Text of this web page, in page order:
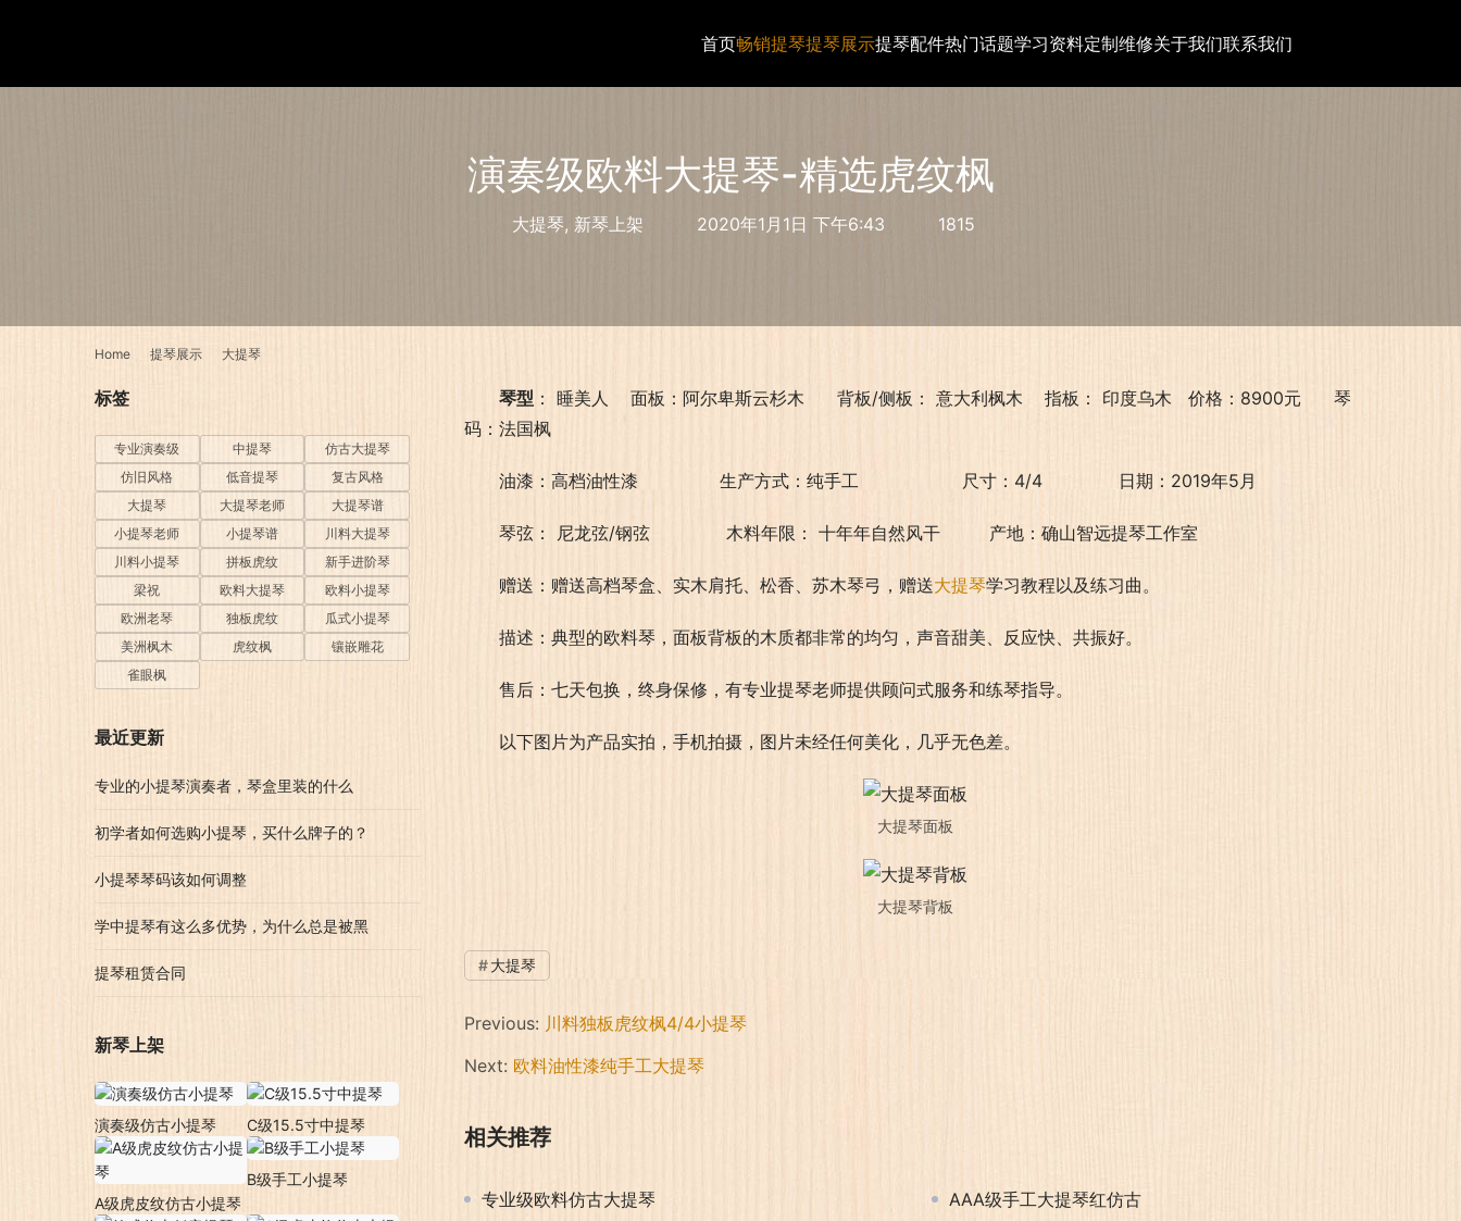
首页畅销提琴提琴展示提琴配件热门话题学习资料定制维修关于我们联系我们
演奏级欧料大提琴-精选虎纹枫
大提琴, 新琴上架 2020年1月1日 下午6:43 1815
Home 提琴展示 大提琴
琴型 ： 睡美人    面板：阿尔卑斯云杉木      背板/侧板： 意大利枫木    指板： 印度乌木   价格：8900元      琴
码：法国枫
油漆：高档油性漆               生产方式：纯手工                   尺寸：4/4              日期：2019年5月
琴弦： 尼龙弦/钢弦              木料年限： 十年年自然风干         产地：确山智远提琴工作室
赠送：赠送高档琴盒、实木肩托、松香、苏木琴弓，赠送大提琴学习教程以及练习曲。
描述：典型的欧料琴，面板背板的木质都非常的均匀，声音甜美、反应快、共振好。
售后：七天包换，终身保修，有专业提琴老师提供顾问式服务和练琴指导。
以下图片为产品实拍，手机拍摄，图片未经任何美化，几乎无色差。
大提琴面板
大提琴背板
大提琴
Previous: 川料独板虎纹枫4/4小提琴
Next: 欧料油性漆纯手工大提琴
相关推荐
专业级欧料仿古大提琴 AAA级手工大提琴红仿古
标签
专业演奏级 中提琴
仿古大提琴
仿旧风格
低音提琴
复古风格
大提琴
大提琴老师
大提琴谱
小提琴老师
小提琴谱
川料大提琴
川料小提琴
拼板虎纹
新手进阶琴
梁祝
欧料大提琴
欧料小提琴
欧洲老琴
独板虎纹
瓜式小提琴
美洲枫木
虎纹枫
镶嵌雕花
雀眼枫
最近更新
专业的小提琴演奏者，琴盒里装的什么
初学者如何选购小提琴，买什么牌子的？
小提琴琴码该如何调整
学中提琴有这么多优势，为什么总是被黑
提琴租赁合同
新琴上架
演奏级仿古小提琴 C级15.5寸中提琴
A级虎皮纹仿古小提琴
B级手工小提琴